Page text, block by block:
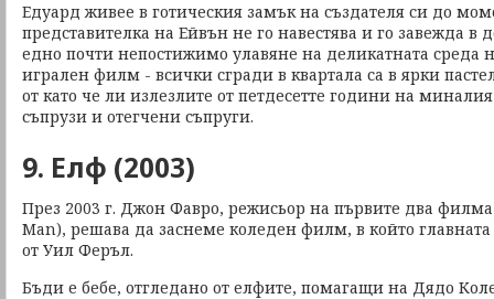
Едуард живее в готическия замък на създателя си до
представителка на Ейвън не го навестява и го завежда в
едно почти непостижимо улавяне на деликатната среда
игрален филм - всички сгради в квартала са в ярки
от като че ли излезлите от петдесетте години на
съпрузи и отегчени съпруги.
9. Елф (2003)
През 2003 г. Джон Фавро, режисьор на първите два
Man), решава да заснеме коледен филм, в който
от Уил Феръл.
Бъди е бебе, отгледано от елфите, помагащи на Дядо